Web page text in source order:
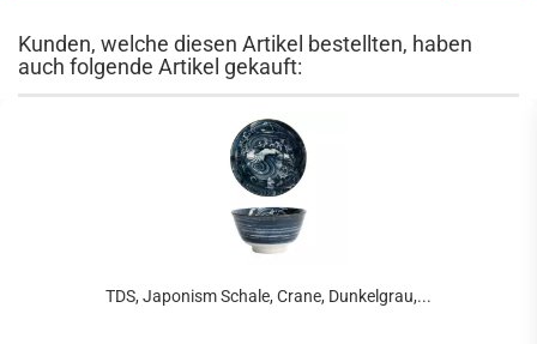
Kunden, welche diesen Artikel bestellten, haben
auch folgende Artikel gekauft:
TDS, Japonism Schale, Crane, Dunkelgrau,...